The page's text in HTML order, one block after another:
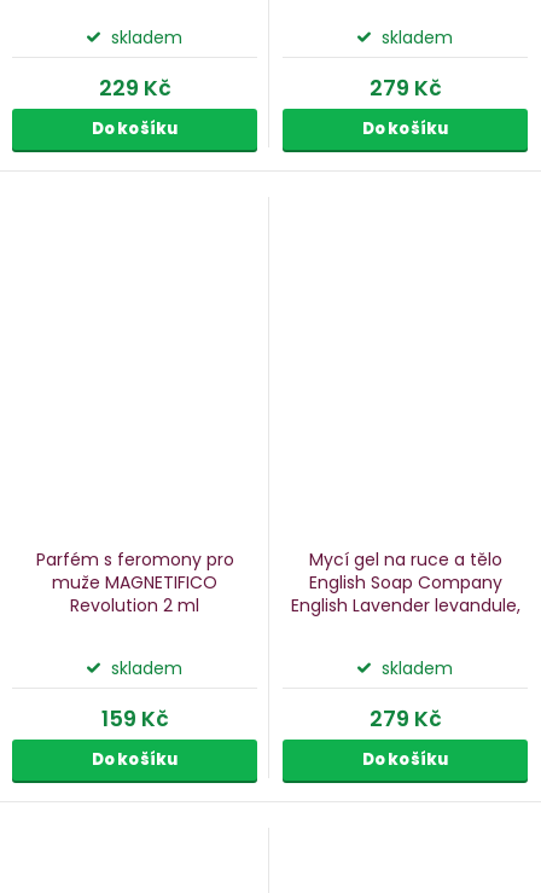
skladem
229 Kč
Do košíku
skladem
279 Kč
Do košíku
Parfém s feromony pro
muže MAGNETIFICO
Revolution 2 ml
skladem
159 Kč
Do košíku
Mycí gel na ruce a tělo
English Soap Company
English Lavender levandule,
skladem
279 Kč
Do košíku